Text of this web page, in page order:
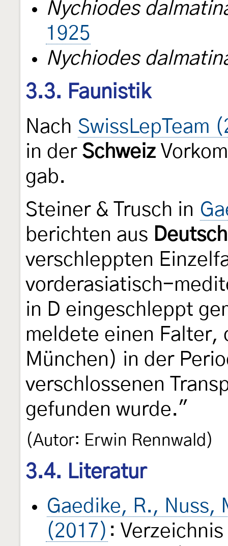
Nychiodes
1925
Nychiodes
3.3. Faunistik
Nach SwissLepTeam
in der Schweiz
gab.
Steiner & Trusch in
berichten aus
verschleppten
vorderasiatisch-
in D eingeschleppt
meldete einen Falter,
München) in der
verschlossenen
gefunden wurde."
(Autor: Erwin Rennwald)
3.4. Literatur
Gaedike, R., Nuss,
(2017) :